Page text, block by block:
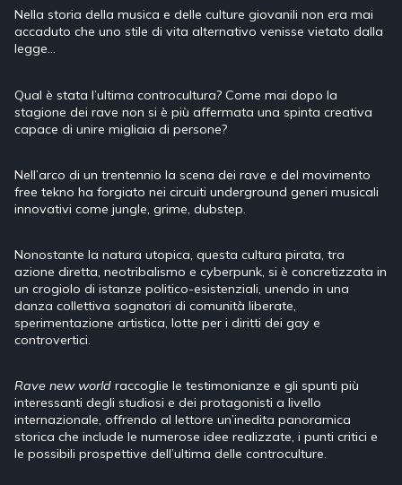
Nella storia della musica e delle culture giovanili non era mai
accaduto che uno stile di vita alternativo venisse vietato dalla
legge…
Qual è stata l’ultima controcultura? Come mai dopo la
stagione dei rave non si è più affermata una spinta creativa
capace di unire migliaia di persone?
Nell’arco di un trentennio la scena dei rave e del movimento
free tekno ha forgiato nei circuiti underground generi musicali
innovativi come jungle, grime, dubstep.
Nonostante la natura utopica, questa cultura pirata, tra
azione diretta, neotribalismo e cyberpunk, si è concretizzata in
un crogiolo di istanze politico-esistenziali, unendo in una
danza collettiva sognatori di comunità liberate,
sperimentazione artistica, lotte per i diritti dei gay e
controvertici.
Rave new world raccoglie le testimonianze e gli spunti più
interessanti degli studiosi e dei protagonisti a livello
internazionale, offrendo al lettore un’inedita panoramica
storica che include le numerose idee realizzate, i punti critici e
le possibili prospettive dell’ultima delle controculture.